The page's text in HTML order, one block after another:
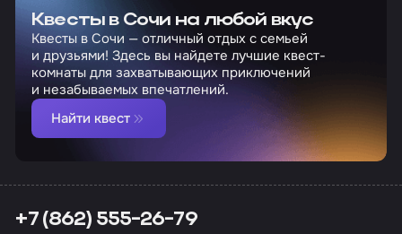
Квесты в Сочи на любой вкус
Квесты в Сочи — отличный отдых с семьей
и друзьями! Здесь вы найдете лучшие квест-
комнаты для захватывающих приключений
и незабываемых впечатлений.
Найти квест
+7 (862) 555-26-79